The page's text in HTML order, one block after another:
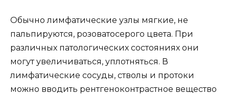
Обычно лимфатические узлы мягкие, не
пальпируются, розоватосерого цвета. При
различных патологических состояниях они
могут увеличиваться, уплотняться. В
лимфатические сосуды, стволы и протоки
можно вводить рентгеноконтрастное вещество